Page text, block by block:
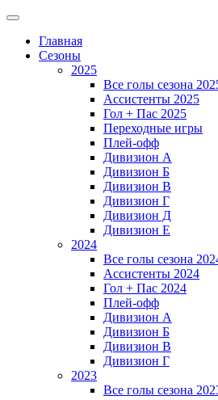
Главная
Сезоны
2025
Все голы сезона
Ассистенты 2025
Гол + Пас 2025
Переходные игры
Плей-офф
Дивизион A
Дивизион Б
Дивизион В
Дивизион Г
Дивизион Д
Дивизион Е
2024
Все голы сезона
Ассистенты 2024
Гол + Пас 2024
Плей-офф
Дивизион A
Дивизион Б
Дивизион В
Дивизион Г
2023
Все голы сезона